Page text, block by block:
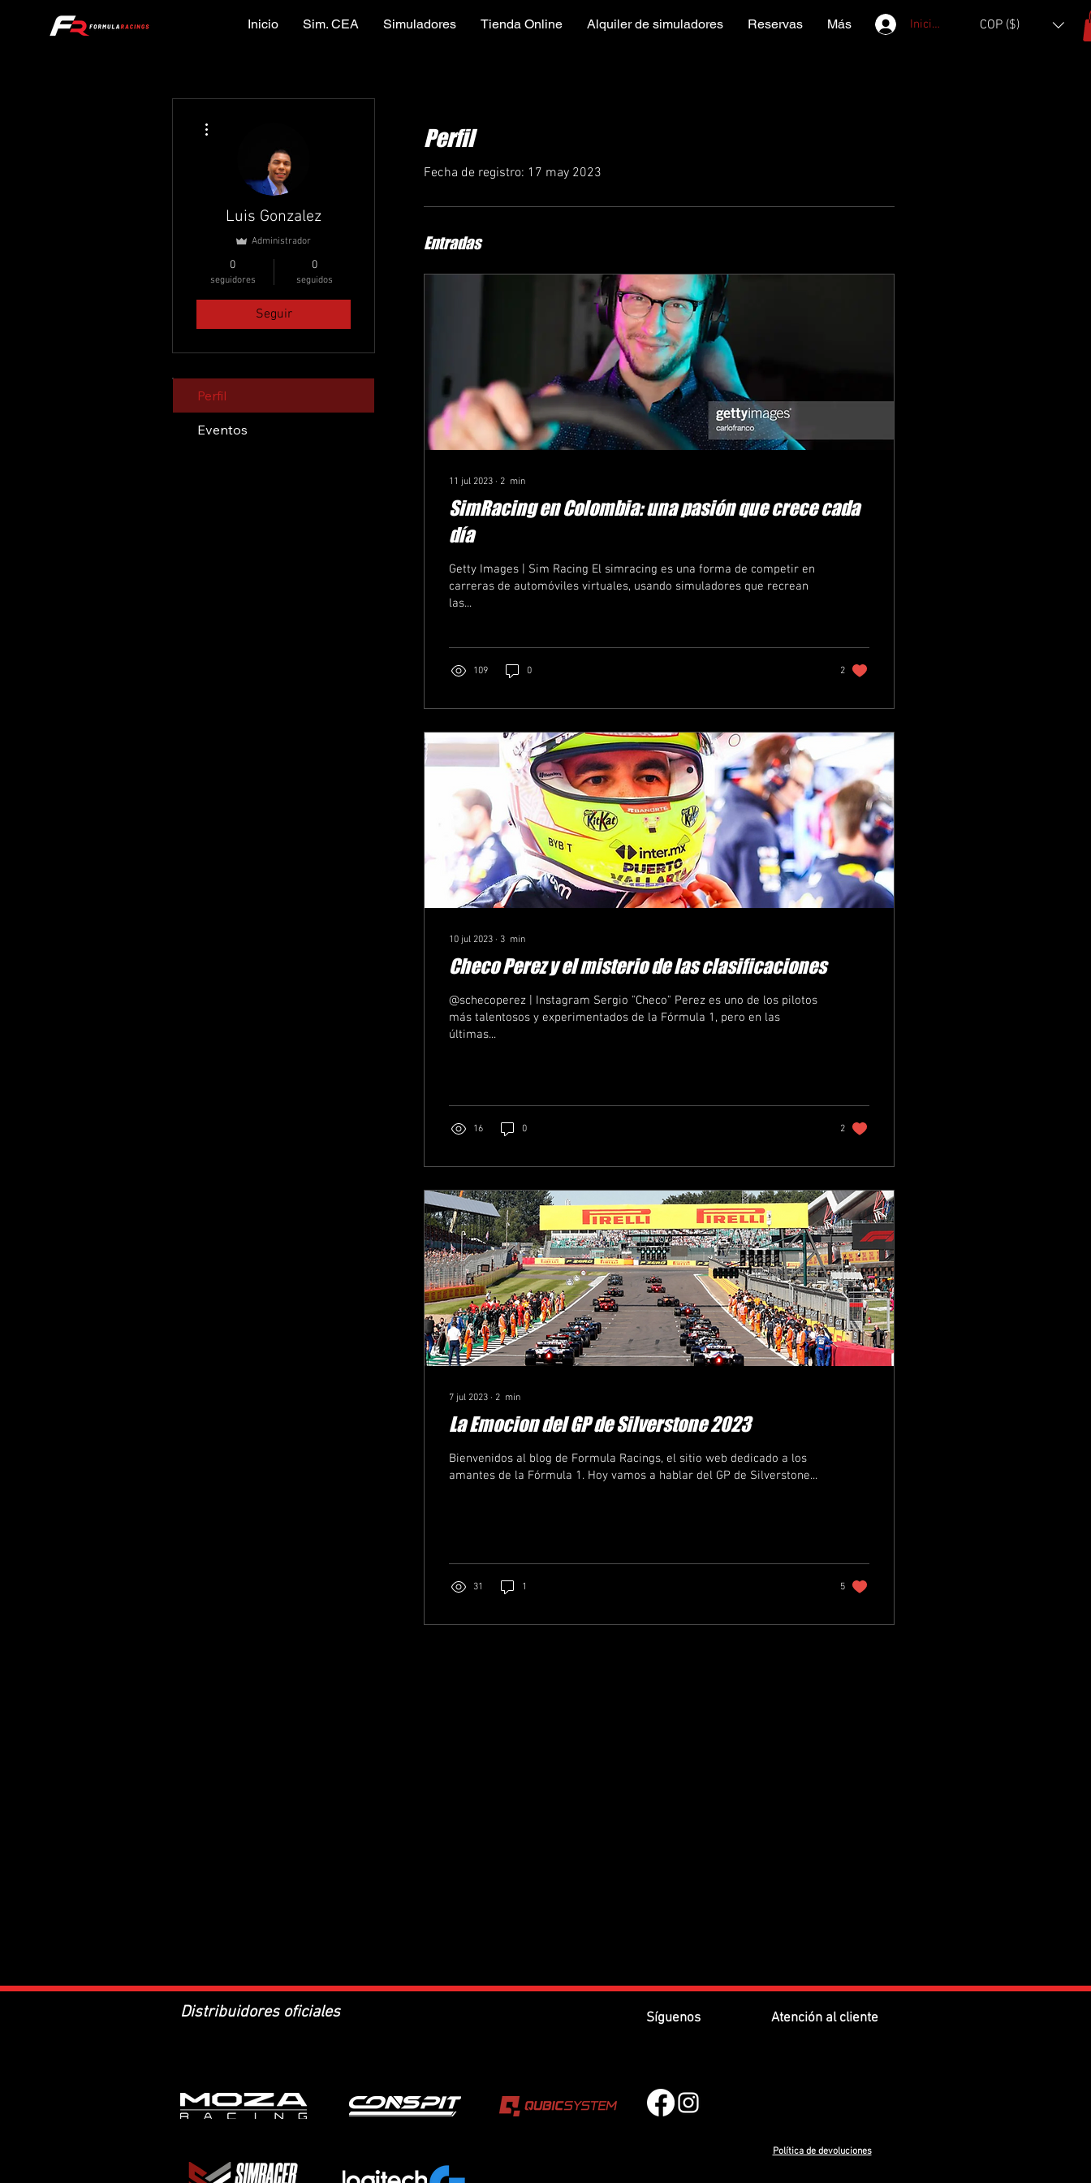
Inicio Sim. CEA Simuladores Tienda Online Alquiler de simuladores Reservas Más Iniciar sesiónCOP ($)
Luis Gonzalez
Administrador
0
seguidores
0
seguidos
Seguir
Perfil
Eventos
Perfil
Fecha de registro: 17 may 2023
Entradas
11 jul 2023 ∙ 2 min
SimRacing en Colombia: una pasión que crece cada
día
Getty Images | Sim Racing El simracing es una forma de competir en
carreras de automóviles virtuales, usando simuladores que recrean
las...
109 0 2
10 jul 2023 ∙ 3 min
Checo Perez y el misterio de las clasificaciones
@schecoperez | Instagram Sergio "Checo" Perez es uno de los pilotos
más talentosos y experimentados de la Fórmula 1, pero en las
últimas...
16 0 2
7 jul 2023 ∙ 2 min
La Emocion del GP de Silverstone 2023
Bienvenidos al blog de Formula Racings, el sitio web dedicado a los
amantes de la Fórmula 1. Hoy vamos a hablar del GP de Silverstone...
31 1 5
Distribuidores oficiales Síguenos Atención al cliente
Política de devoluciones